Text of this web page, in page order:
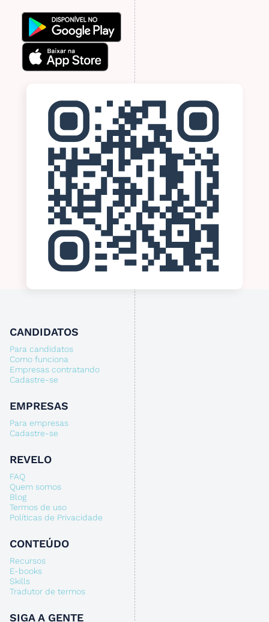
CANDIDATOS
Para candidatos
Como funciona
Empresas contratando
Cadastre-se
EMPRESAS
Para empresas
Cadastre-se
REVELO
FAQ
Quem somos
Blog
Termos de uso
Políticas de Privacidade
CONTEÚDO
Recursos
E-books
Skills
Tradutor de termos
SIGA A GENTE